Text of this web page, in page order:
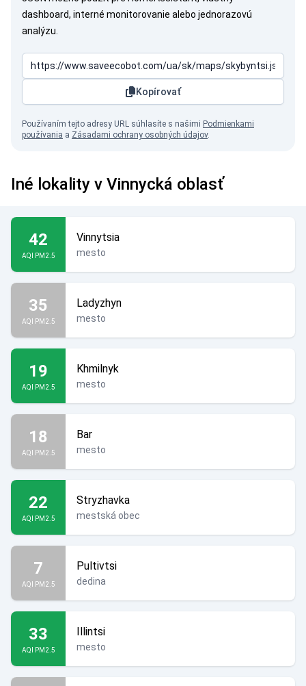
dashboard, interné monitorovanie alebo jednorazovú
analýzu.
Kopírovať
Používaním tejto adresy URL súhlasíte s našimi Podmienkami
používania a Zásadami ochrany osobných údajov.
Iné lokality v Vinnycká oblasť
42
AQI PM2.5
Vinnytsia
mesto
35
AQI PM2.5
Ladyzhyn
mesto
19
AQI PM2.5
Khmilnyk
mesto
18
AQI PM2.5
Bar
mesto
22
AQI PM2.5
Stryzhavka
mestská obec
7
AQI PM2.5
Pultivtsi
dedina
33
AQI PM2.5
Illintsi
mesto